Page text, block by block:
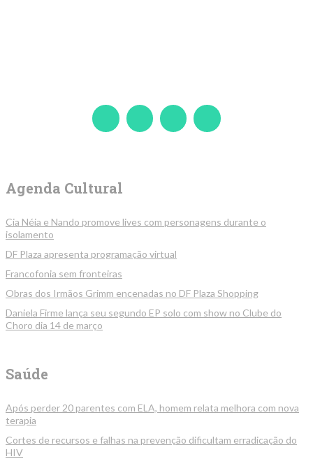
Agenda Cultural
Cia Néia e Nando promove lives com personagens durante o
isolamento
DF Plaza apresenta programação virtual
Francofonia sem fronteiras
Obras dos Irmãos Grimm encenadas no DF Plaza Shopping
Daniela Firme lança seu segundo EP solo com show no Clube do
Choro dia 14 de março
Saúde
Após perder 20 parentes com ELA, homem relata melhora com nova
terapia
Cortes de recursos e falhas na prevenção dificultam erradicação do
HIV